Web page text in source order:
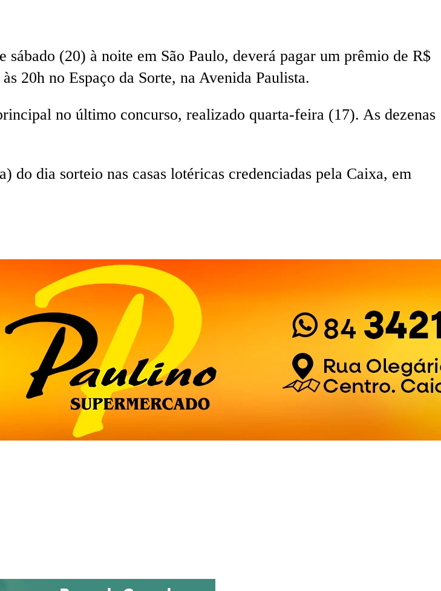
(20) à noite em São Paulo, deverá pagar um prêmio de R$
20h no Espaço da Sorte, na Avenida Paulista.
no último concurso, realizado quarta-feira (17). As dezenas
do dia sorteio nas casas lotéricas credenciadas pela Caixa, em